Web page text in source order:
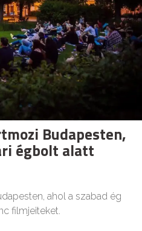
Budapesten,
égbolt alatt
ahol a szabad ég
filmjeiteket.